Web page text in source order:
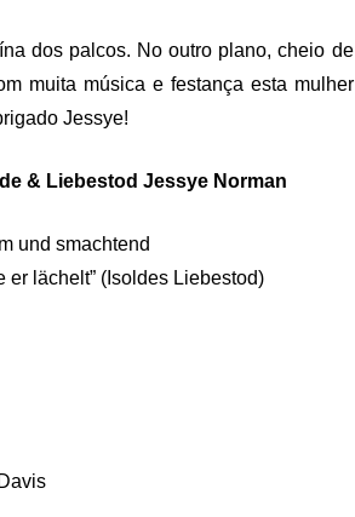
dos palcos. No outro plano, cheio de
muita música e festança esta mulher
Jessye!
& Liebestod Jessye Norman
und smachtend
er lächelt” (Isoldes Liebestod)